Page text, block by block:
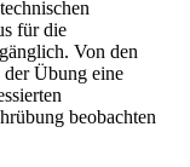
für die
Von den
der Übung eine
beobachten